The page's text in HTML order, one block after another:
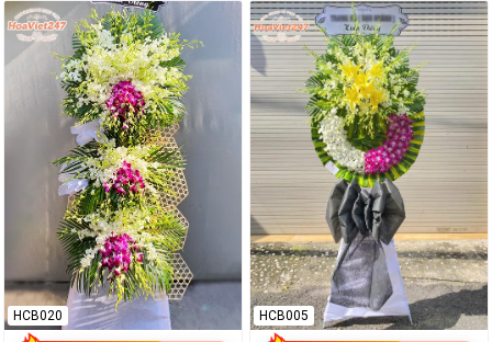
HCB020 HCB005